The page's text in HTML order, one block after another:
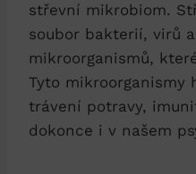
střevní mikrobiom.
soubor bakterií, virů
mikroorganismů,
Tyto mikroorganismy
trávení potravy,
dokonce i v našem